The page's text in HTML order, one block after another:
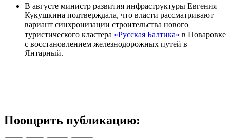
В августе министр развития инфраструктуры Евгения
Кукушкина подтверждала, что власти рассматривают
вариант синхронизации строительства нового
туристического кластера «Русская Балтика» в Поваровке
с восстановлением железнодорожных путей в
Янтарный.
Поощрить публикацию: